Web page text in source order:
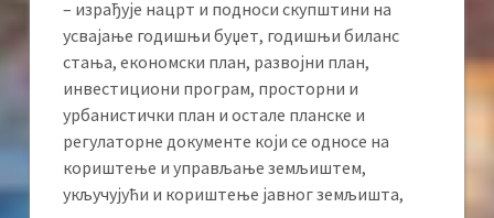
– израђује нацрт и подноси скупштини на
усвајање годишњи буџет, годишњи биланс
стања, економски план, развојни план,
инвестициони програм, просторни и
урбанистички план и остале планске и
регулаторне документе који се односе на
кориштење и управљање земљиштем,
укључујући и кориштење јавног земљишта,